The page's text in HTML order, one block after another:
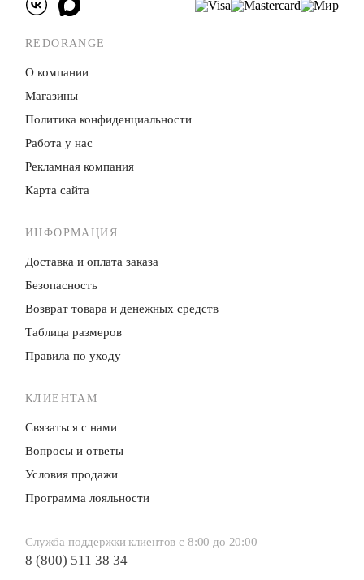
REDORANGE
О компании
Магазины
Политика конфиденци­альности
Работа у нас
Рекламная компания
Карта сайта
ИНФОРМАЦИЯ
Доставка и оплата заказа
Безопасность
Возврат товара и денежных средств
Таблица размеров
Правила по уходу
КЛИЕНТАМ
Связаться с нами
Вопросы и ответы
Условия продажи
Программа лояльности
Служба поддержки клиентов с 8:00 до 20:00
8 (800) 511 38 34